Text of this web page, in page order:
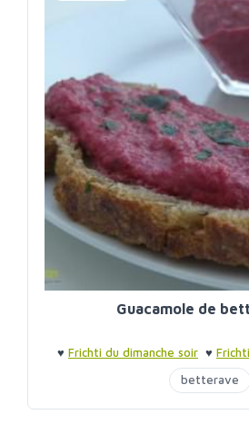
Guacamole de
♥ Frichti du dimanche soir ♥
betterave